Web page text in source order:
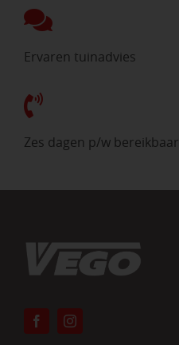
Ervaren tuinadvies
Zes dagen p/w bereikbaar